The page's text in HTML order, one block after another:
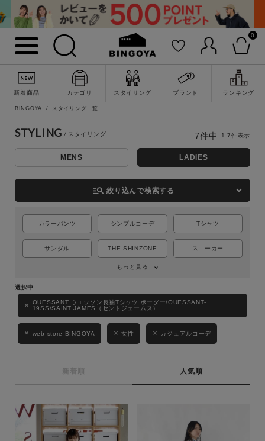
0
新着商品 カテゴリ スタイリング ブランド ランキング
キーワード
BINGOYA スタイリング一覧
STYLING
MENS LADIES
manage_search 絞り込んで検索する
カラーパンツ シンプルコーデ Tシャツ
サンダル THE SHINZONE スニーカー
もっと見る
OUESSANT ウエッソン長袖Tシャツ ボーダー/OUESSANT-
19SS/SAINT JAMES（セントジェームス）
web store BINGOYA 女性 カジュアルコーデ
新着順 人気順
7件中 1-7件表示